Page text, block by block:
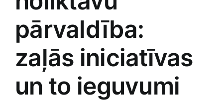
pārvaldība:
zaļās iniciatīvas
un⁤ to ieguvumi